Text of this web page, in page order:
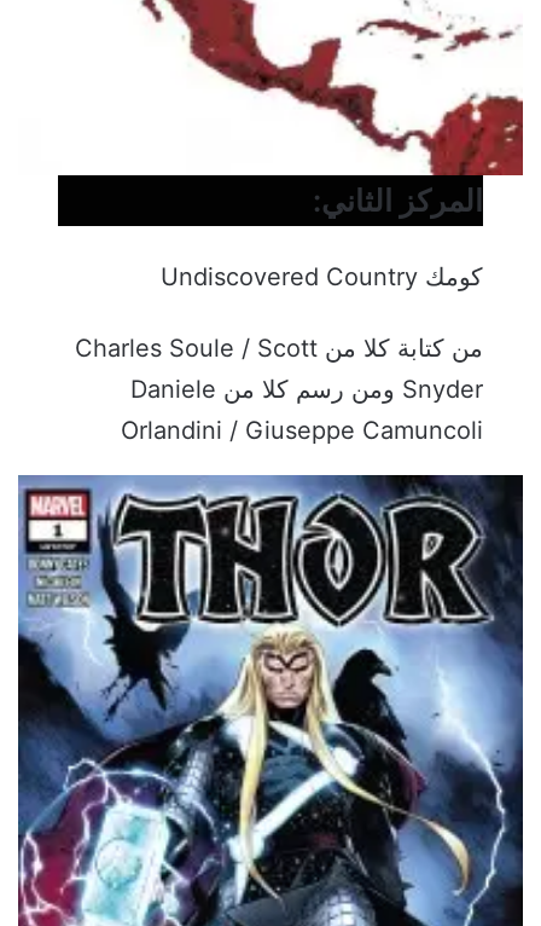
المركز الثاني:
كومك Undiscovered Country
من كتابة كلا من Charles Soule / Scott
Snyder ومن رسم كلا من Daniele
Orlandini / Giuseppe Camuncoli